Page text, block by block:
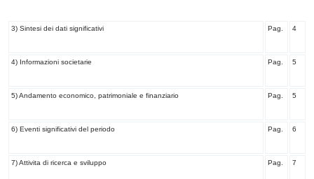
3) Sintesi dei dati significativi Pag. 4
4) Informazioni societarie Pag. 5
5) Andamento economico, patrimoniale e finanziario Pag. 5
6) Eventi significativi del periodo Pag. 6
7) Attivita di ricerca e sviluppo Pag. 7